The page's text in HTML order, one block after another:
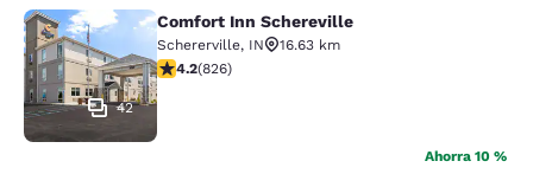
Comfort Inn Schereville
42
Comfort Inn Schereville
Schererville, IN
16.63 km
calificación de 4.18 estrellas. Muy bueno. 826 reseñas
4.2(826)
Ahorra 10 %